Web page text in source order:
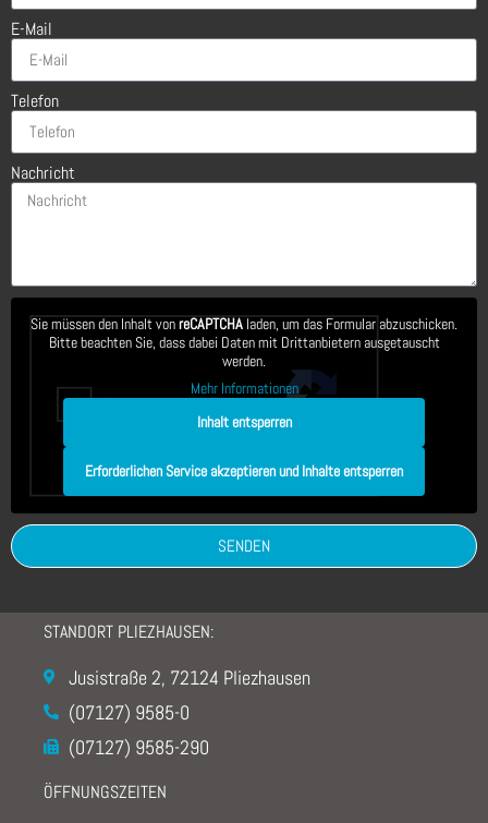
E-Mail
Telefon
Nachricht
Sie müssen den Inhalt vonreCAPTCHAladen, um das Formular abzuschicken.
Bitte beachten Sie, dass dabei Daten mit Drittanbietern ausgetauscht
werden.
Mehr Informationen
Inhalt entsperren
Erforderlichen Service akzeptieren und Inhalte entsperren
SENDEN
STANDORT PLIEZHAUSEN:
Jusistraße 2, 72124 Pliezhausen
(07127) 9585-0
(07127) 9585-290
ÖFFNUNGSZEITEN